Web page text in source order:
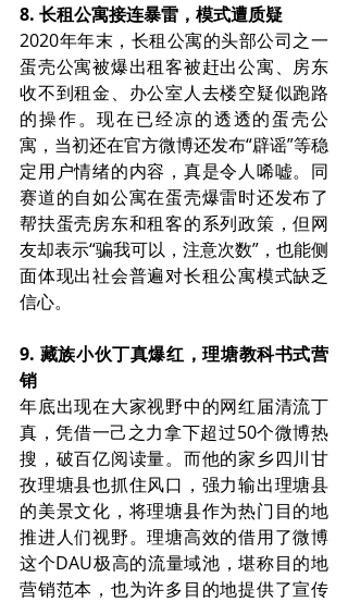
8. 长租公寓接连暴雷，模式遭质疑
2020年年末，长租公寓的头部公司之一
蛋壳公寓被爆出租客被赶出公寓、房东
收不到租金、办公室人去楼空疑似跑路
的操作。现在已经凉的透透的蛋壳公
寓，当初还在官方微博还发布“辟谣”等稳
定用户情绪的内容，真是令人唏嘘。同
赛道的自如公寓在蛋壳爆雷时还发布了
帮扶蛋壳房东和租客的系列政策，但网
友却表示“骗我可以，注意次数”，也能侧
面体现出社会普遍对长租公寓模式缺乏
信心。
9. 藏族小伙丁真爆红，理塘教科书式营
销
年底出现在大家视野中的网红届清流丁
真，凭借一己之力拿下超过50个微博热
搜，破百亿阅读量。而他的家乡四川甘
孜理塘县也抓住风口，强力输出理塘县
的美景文化，将理塘县作为热门目的地
推进人们视野。理塘高效的借用了微博
这个DAU极高的流量域池，堪称目的地
营销范本，也为许多目的地提供了宣传